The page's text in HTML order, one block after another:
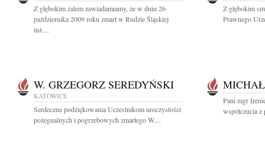
Z głębokim żalem zawiadamiamy, że w dniu 26
października 2009 roku zmarł w Rudzie Śląskiej
inż....
Z głębokim
Prawnego
W. GRZEGORZ SEREDYŃSKI
KATOWICE
Serdeczne podziękowania Uczestnikom uroczystości
pożegnalnych i pogrzebowych zmarłego W....
Pani mgr
współczucia